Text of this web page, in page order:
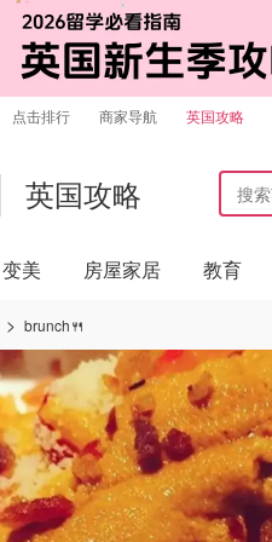
点击排行 商家导航 英国攻略
英国攻略
变美 房屋家居 教育
brunch🍴